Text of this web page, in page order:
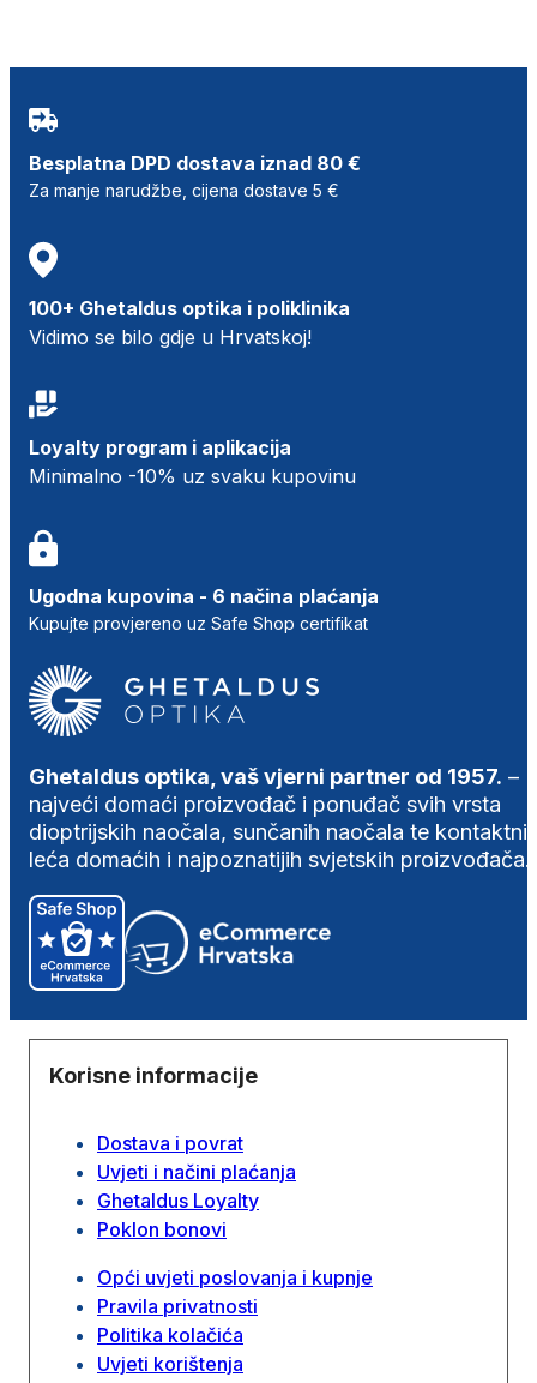
Besplatna DPD dostava iznad 80 €
Za manje narudžbe, cijena dostave 5 €
100+ Ghetaldus optika i poliklinika
Vidimo se bilo gdje u Hrvatskoj!
Loyalty program i aplikacija
Minimalno -10% uz svaku kupovinu
Ugodna kupovina - 6 načina plaćanja
Kupujte provjereno uz Safe Shop certifikat
Ghetaldus optika, vaš vjerni partner od 1957. –
najveći domaći proizvođač i ponuđač svih vrsta
dioptrijskih naočala, sunčanih naočala te
leća domaćih i najpoznatijih svjetskih proizvođača.
Korisne informacije
Dostava i povrat
Uvjeti i načini plaćanja
Ghetaldus Loyalty
Poklon bonovi
Opći uvjeti poslovanja i kupnje
Pravila privatnosti
Politika kolačića
Uvjeti korištenja